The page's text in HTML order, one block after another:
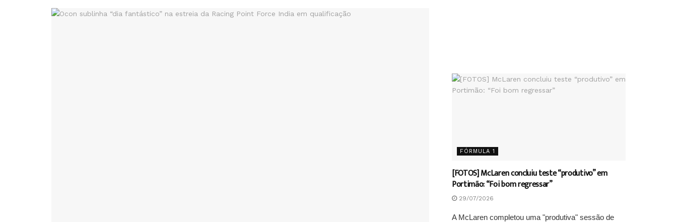
FÓRMULA 1
[FOTOS] McLaren concluiu teste “produtivo” em
Portimão: “Foi bom regressar”
29/07/2026
A McLaren completou uma "produtiva" sessão de